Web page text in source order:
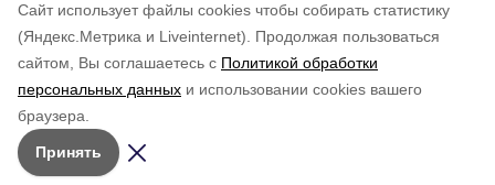
Cайт использует файлы cookies чтобы собирать статистику
(Яндекс.Метрика и Liveinternet).
Продолжая пользоваться
сайтом, Вы соглашаетесь с Политикой обработки
персональных данных и использовании cookies вашего
браузера.
Принять